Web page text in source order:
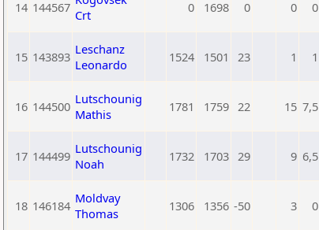
14 144567 Crt
0 1698 0 0 0
15 143893 Leschanz
Leonardo
1524 1501 23 1 1
16 144500 Lutschounig
Mathis
1781 1759 22 15 7,5
17 144499 Lutschounig
Noah
1732 1703 29 9 6,5
18 146184 Moldvay
Thomas
1306 1356 -50 3 0